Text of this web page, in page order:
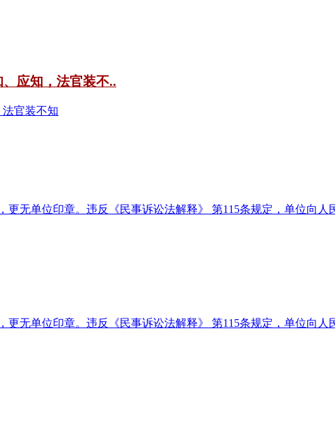
应知，法官装不..
官装不知
无单位印章。违反《民事诉讼法解释》 第115条规定，单位向
无单位印章。违反《民事诉讼法解释》 第115条规定，单位向